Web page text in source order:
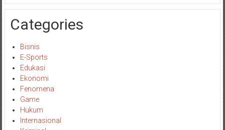
Categories
Bisnis
E-Sports
Edukasi
Ekonomi
Fenomena
Game
Hukum
Internasional